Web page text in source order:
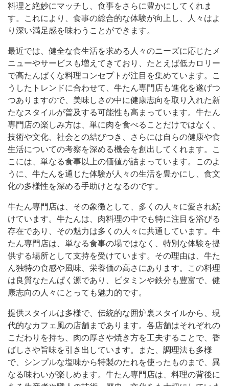
料理と絶妙にマッチし、食事をさらに豊かにしてくれま
す。これにより、食事の総合的な体験が向上し、人々はよ
り深い満足感を味わうことができます。
最近では、健全な食生活を求める人々のニーズに応じたメ
ニューやサービスも増えてきており、たとえば低カロリー
で高たんぱくな料理コンセプトが注目を集めています。こ
うしたトレンドに合わせて、牛たん専門店も進化を遂げつ
つありますので、美味しさの中に健康志向を取り入れた新
たなスタイルが普及する可能性も高まっています。牛たん
専門店の楽しみ方は、単に肉を食べることだけではなく、
技術や文化、社会との結びつき、さらには自らの健康や食
生活についての考察を深める機会を創出してくれます。こ
こには、単なる食事以上の価値が詰まっています。このよ
うに、牛たんを通じた体験が人々の生活を豊かにし、食文
化の多様性を深める手助けとなるのです。
牛たん専門店は、その象徴として、多くの人々に愛され続
けています。牛たんは、肉料理の中でも特に注目を浴びる
存在であり、その魅力は多くの人々に共通しています。牛
たん専門店は、単なる食事の場ではなく、特別な体験を提
供する場所として支持を受けています。その理由は、牛た
ん独特の食感や風味、栄養価の高さにあります。この料理
は良質なたんぱく源であり、ビタミンや鉄分も豊富で、健
康志向の人々にとっても魅力的です。
提供スタイルは多様で、伝統的な囲炉裏スタイルから、現
代的なカフェ風の店舗まであります。各店舗はそれぞれの
こだわりを持ち、肉の厚さや焼き方を工夫することで、香
ばしさや旨味を引き出しています。また、調理法も多様
で、シンプルな塩味から特製のたれを使ったものまで、異
なる味わいが楽しめます。牛たん専門店は、料理の背後に